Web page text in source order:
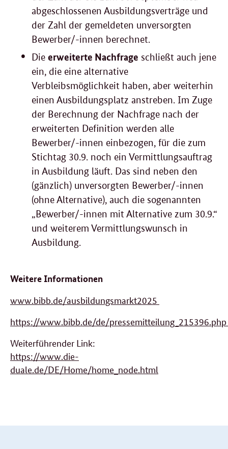
abgeschlossenen Ausbildungsverträge und
der Zahl der gemeldeten unversorgten
Bewerber/-innen berechnet.
Die erweiterte Nachfrage schließt auch jene
ein, die eine alternative
Verbleibsmöglichkeit haben, aber weiterhin
einen Ausbildungsplatz anstreben. Im Zuge
der Berechnung der Nachfrage nach der
erweiterten Definition werden alle
Bewerber/-innen einbezogen, für die zum
Stichtag 30.9. noch ein Vermittlungsauftrag
in Ausbildung läuft. Das sind neben den
(gänzlich) unversorgten Bewerber/-innen
(ohne Alternative), auch die sogenannten
„Bewerber/-innen mit Alternative zum 30.9.“
und weiterem Vermittlungswunsch in
Ausbildung.
Weitere Informationen
www.bibb.de/ausbildungsmarkt2025
https://www.bibb.de/de/pressemitteilung_215396.php
Weiterführender Link:
https://www.die-
duale.de/DE/Home/home_node.html